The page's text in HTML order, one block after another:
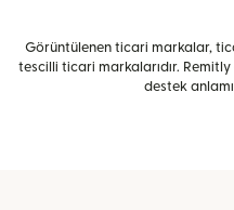
Görüntülenen ticari markalar,
tescilli ticari markalarıdır.
destek anlamı